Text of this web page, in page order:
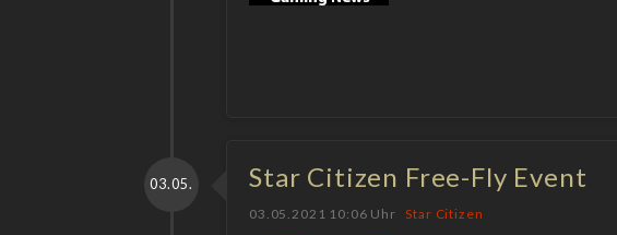
03.05. Star Citizen Free-Fly Event
03.05.2021 10:06 Uhr Star Citizen